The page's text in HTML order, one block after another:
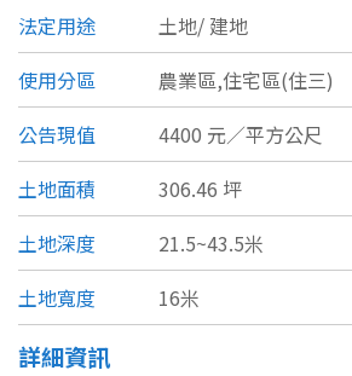
宜蘭縣
桃園市
新竹市
新竹縣
苗栗縣
台中市
類型(可複選)
不拘 公寓 電梯大樓
別墅 透天厝
農舍 辦公
法定用途 土地/ 建地
使用分區
農業區,住宅區(住三)
公告現值
4400 元／平方公尺
土地面積
306.46 坪
土地深度
21.5~43.5米
土地寬度
16米
詳細資訊